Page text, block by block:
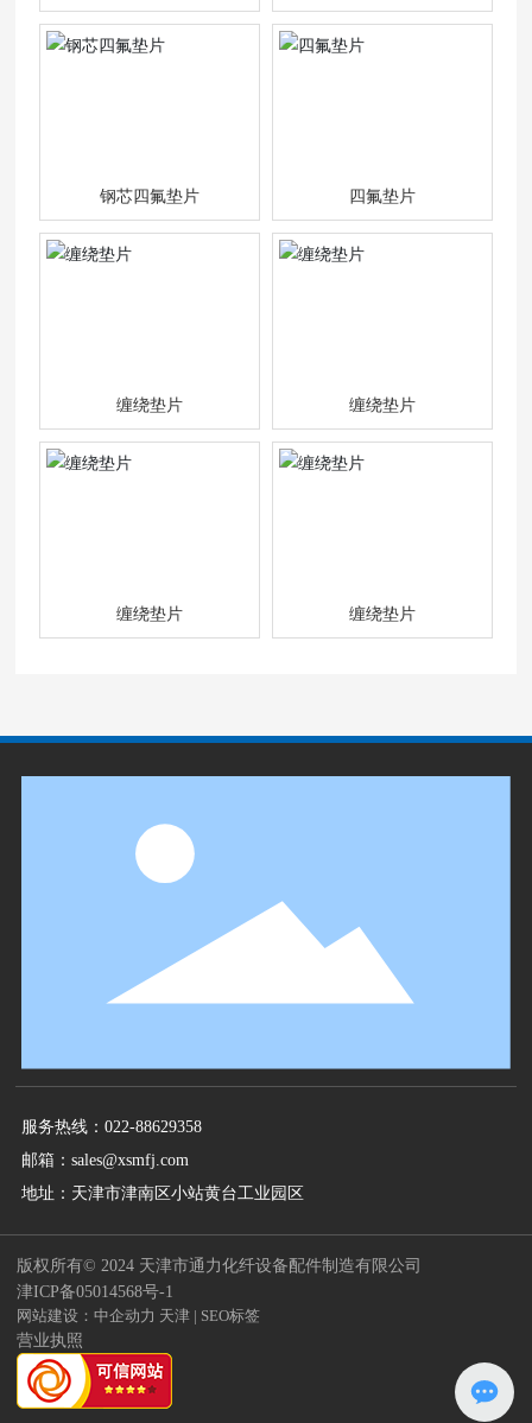
钢芯四氟垫片 四氟垫片
缠绕垫片 缠绕垫片
缠绕垫片 缠绕垫片
服务热线： 022-88629358
邮箱： sales@xsmfj.com
地址：天津市津南区小站黄台工业园区
版权所有© 2024 天津市通力化纤设备配件制造有限公司
津ICP备05014568号-1
网站建设： 中企动力 天津 | SEO标签
营业执照